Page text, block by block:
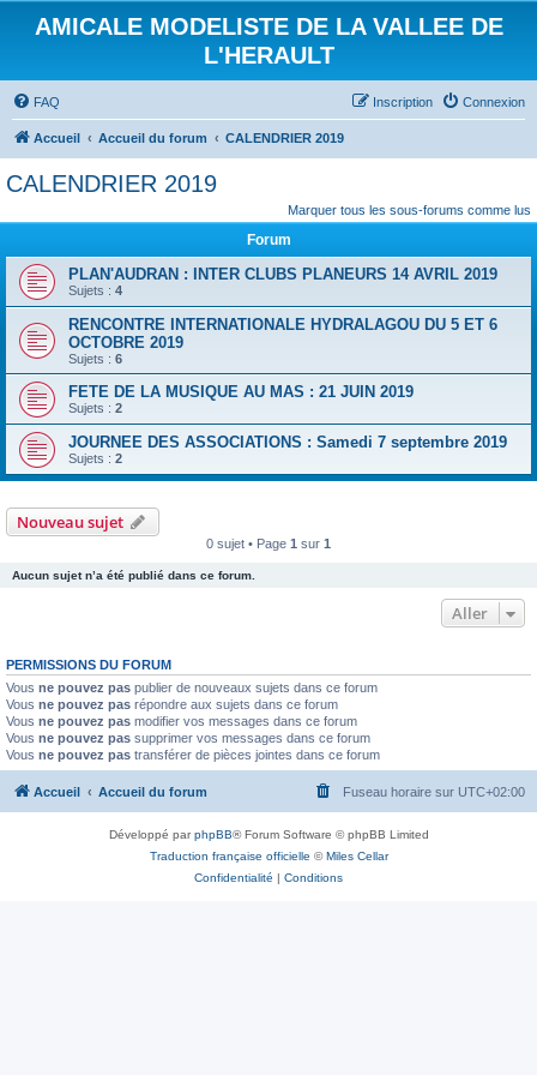
AMICALE MODELISTE DE LA VALLEE DE
L'HERAULT
FAQ Connexion
Inscription
Accueil Accueil du forum CALENDRIER 2019
CALENDRIER 2019
Marquer tous les sous-forums comme lus
Forum
PLAN'AUDRAN : INTER CLUBS PLANEURS 14 AVRIL 2019
Sujets : 4
RENCONTRE INTERNATIONALE HYDRALAGOU DU 5 ET 6
OCTOBRE 2019
Sujets : 6
FETE DE LA MUSIQUE AU MAS : 21 JUIN 2019
Sujets : 2
JOURNEE DES ASSOCIATIONS : Samedi 7 septembre 2019
Sujets : 2
Nouveau sujet
0 sujet • Page 1 sur 1
Aucun sujet n’a été publié dans ce forum.
Aller
PERMISSIONS DU FORUM
Vous ne pouvez pas publier de nouveaux sujets dans ce forum
Vous ne pouvez pas répondre aux sujets dans ce forum
Vous ne pouvez pas modifier vos messages dans ce forum
Vous ne pouvez pas supprimer vos messages dans ce forum
Vous ne pouvez pas transférer de pièces jointes dans ce forum
Accueil Accueil du forum Fuseau horaire sur UTC+02:00
Développé parphpBB® Forum Software © phpBB Limited
Traduction française officielle ©Miles Cellar
Confidentialité | Conditions